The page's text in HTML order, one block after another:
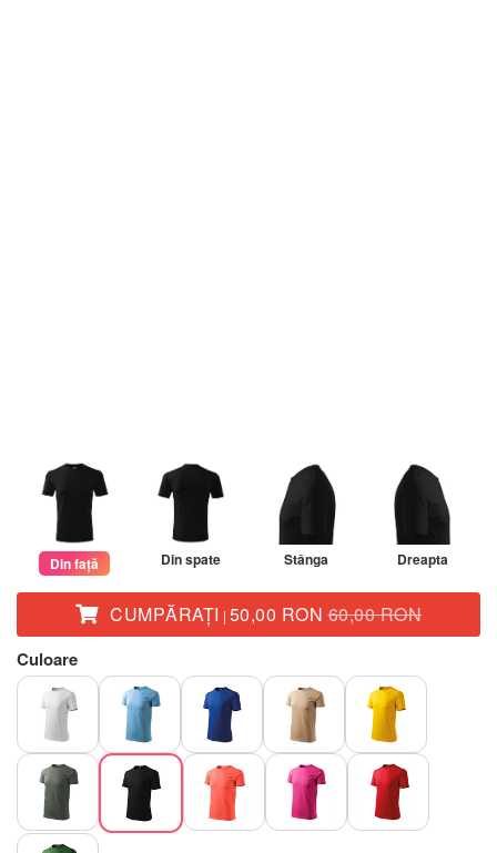
Din față Din spate Stânga Dreapta
CUMPĂRAŢI | 50,00 RON60,00 RON
Culoare